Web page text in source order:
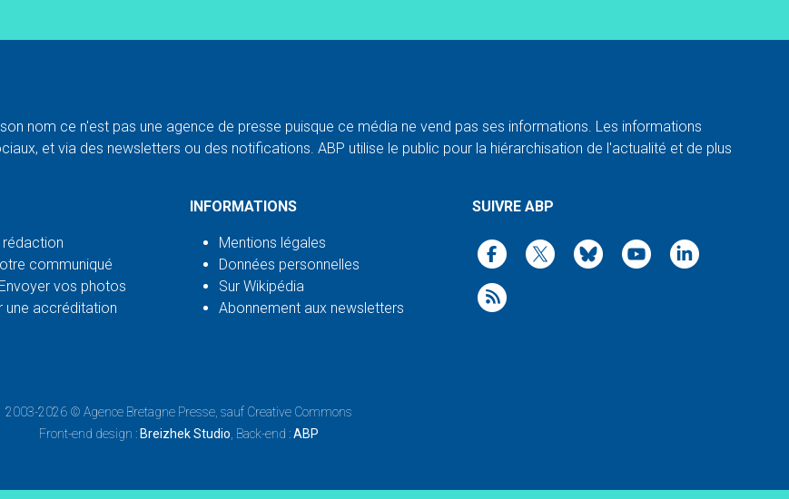
nom ce n'est pas une agence de presse puisque ce média ne vend pas ses informations. Les informations
et via des newsletters ou des notifications. ABP utilise le public pour la hiérarchisation de l'actualité et de plus
rédaction
communiqué
vos photos
une accréditation
INFORMATIONS
Mentions légales
Données personnelles
Sur Wikipédia
Abonnement aux newsletters
SUIVRE ABP
2003-2026 © Agence Bretagne Presse , sauf Creative Commons
Front-end design : Breizhek Studio , Back-end :ABP